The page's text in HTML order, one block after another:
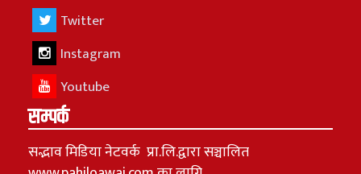
Twitter
Instagram
Youtube
सम्पर्क
सद्भाव मिडिया नेटवर्क प्रा.लि.द्वारा सञ्चालित